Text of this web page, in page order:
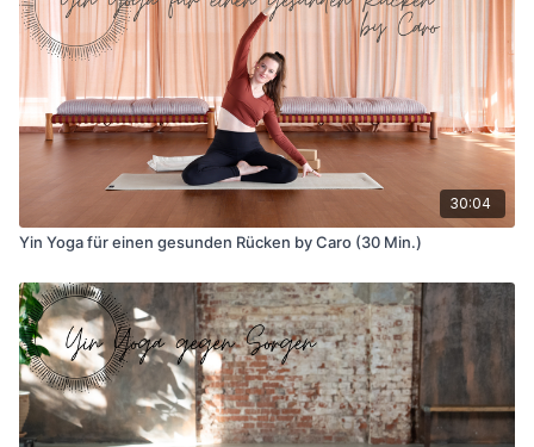
30:04
Yin Yoga für einen gesunden Rücken by Caro (30 Min.)